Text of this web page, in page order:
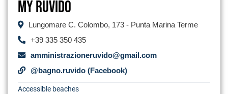
My Ruvido
Lungomare C. Colombo, 173 - Punta Marina Terme
+39 335 350 435
amministrazioneruvido@gmail.com
@bagno.ruvido (Facebook)
Accessible beaches